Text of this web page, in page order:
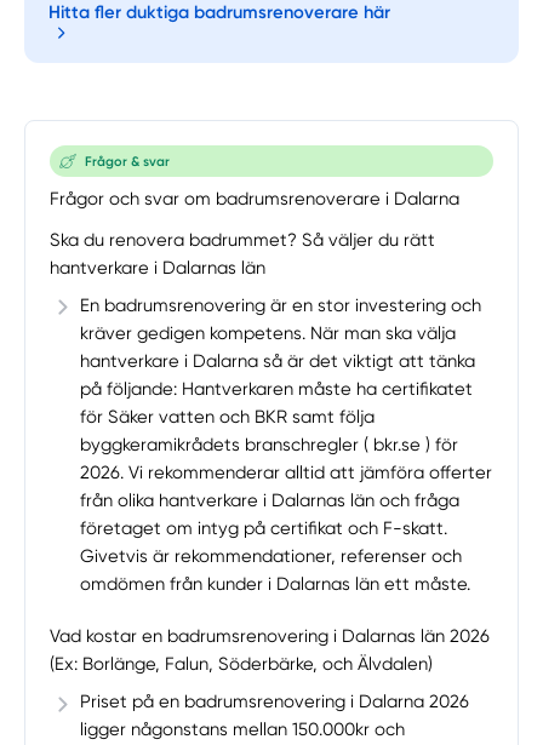
Hitta fler duktiga badrumsrenoverare här
Frågor & svar
Frågor och svar om badrumsrenoverare i Dalarna
Ska du renovera badrummet? Så väljer du rätt
hantverkare i Dalarnas län
En badrumsrenovering är en stor investering och
kräver gedigen kompetens. När man ska välja
hantverkare i Dalarna så är det viktigt att tänka
på följande: Hantverkaren måste ha certifikatet
för Säker vatten och BKR samt följa
byggkeramikrådets branschregler ( bkr.se ) för
2026. Vi rekommenderar alltid att jämföra offerter
från olika hantverkare i Dalarnas län och fråga
företaget om intyg på certifikat och F-skatt.
Givetvis är rekommendationer, referenser och
omdömen från kunder i Dalarnas län ett måste.
Vad kostar en badrumsrenovering i Dalarnas län 2026
(Ex: Borlänge, Falun, Söderbärke, och Älvdalen)
Priset på en badrumsrenovering i Dalarna 2026
ligger någonstans mellan 150.000kr och